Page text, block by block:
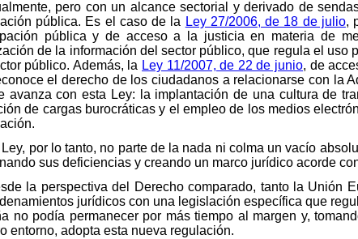
pero con un alcance sectorial y derivado de
pública. Es el caso de la Ley 27/2006, de 18 de julio,
pública y de acceso a la justicia en materia de
de la información del sector público, que regula el
público. Además, la Ley 11/2007, de 22 de junio, de
el derecho de los ciudadanos a relacionarse con la
avanza con esta Ley: la implantación de una cultura de
de cargas burocráticas y el empleo de los medios
Ley, por lo tanto, no parte de la nada ni colma un vacío
sus deficiencias y creando un marco jurídico acorde
la perspectiva del Derecho comparado, tanto la Unión
jurídicos con una legislación específica que
no podía permanecer por más tiempo al margen y,
entorno, adopta esta nueva regulación.